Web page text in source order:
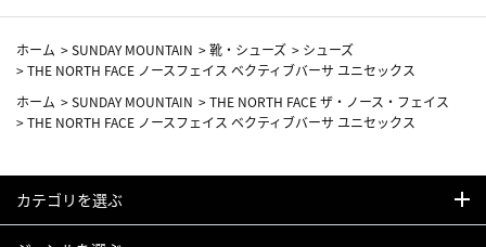
ホーム >SUNDAY MOUNTAIN >靴・シューズ > シューズ
>THE NORTH FACE ノースフェイス ベクティブバーサ ユニセックス
ホーム >SUNDAY MOUNTAIN >THE NORTH FACE ザ・ノース・フェイス
>THE NORTH FACE ノースフェイス ベクティブバーサ ユニセックス
カテゴリを選ぶ